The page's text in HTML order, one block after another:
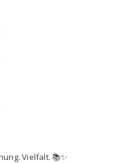
Vielfalt. 📚✨